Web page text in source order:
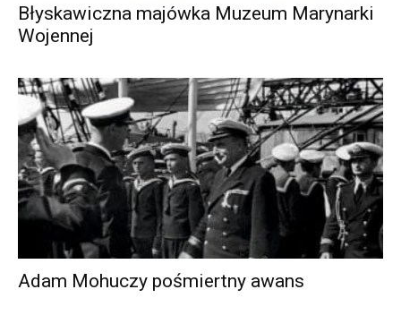
Błyskawiczna majówka Muzeum Marynarki
Wojennej
Adam Mohuczy pośmiertny awans